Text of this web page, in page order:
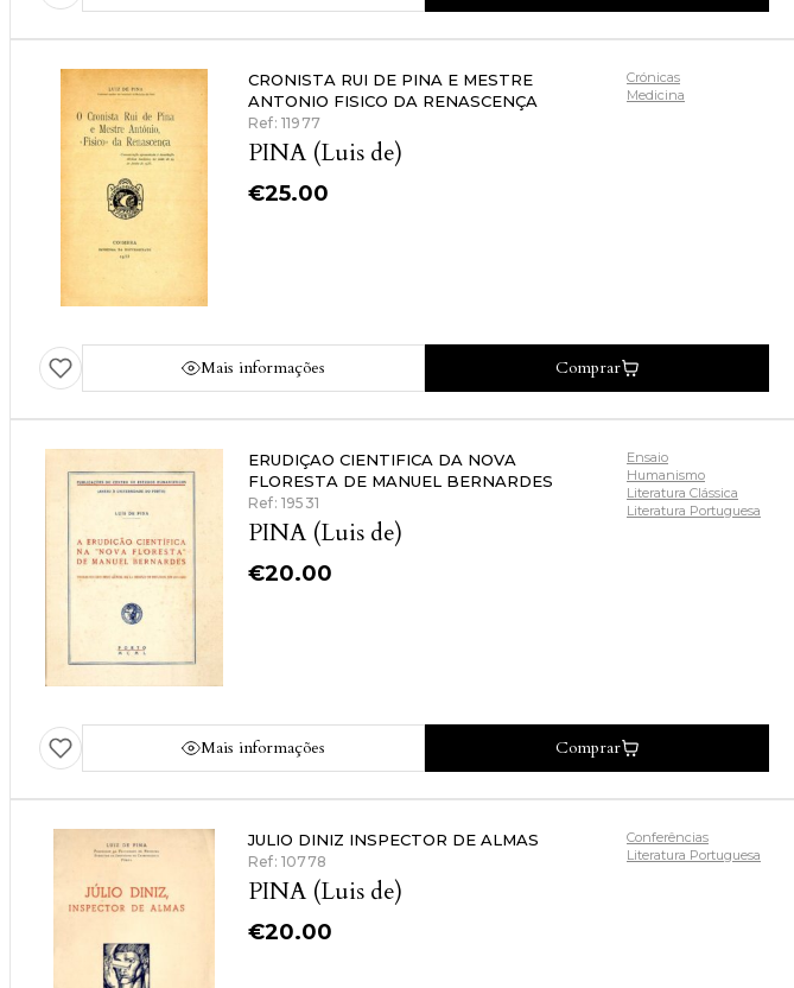
CRONISTA RUI DE PINA E MESTRE
ANTONIO FISICO DA RENASCENÇA
Ref: 11977
PINA (Luis de)
€25.00
Crónicas
Medicina
Mais informações Comprar
ERUDIÇAO CIENTIFICA DA NOVA
FLORESTA DE MANUEL BERNARDES
Ref: 19531
PINA (Luis de)
€20.00
Ensaio
Humanismo
Literatura Clássica
Literatura Portuguesa
Mais informações Comprar
JULIO DINIZ INSPECTOR DE ALMAS
Ref: 10778
PINA (Luis de)
€20.00
Conferências
Literatura Portuguesa